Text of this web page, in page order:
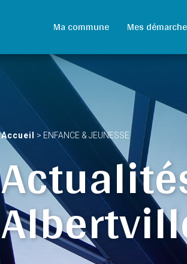
Ma commune Mes
Accueil > ENFANCE & JEUNESSE